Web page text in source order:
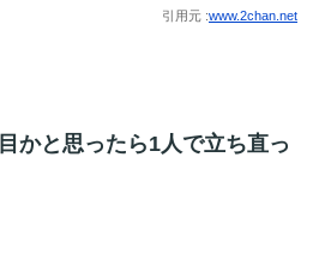
引用元 :www.2chan.net
かと思ったら1人で立ち直っ